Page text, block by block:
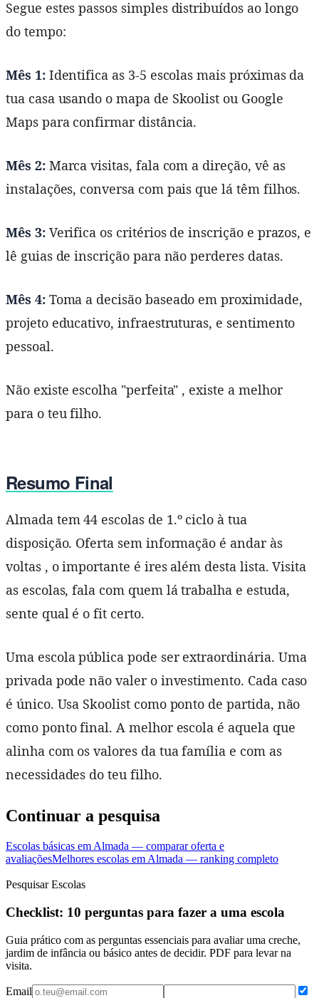
Segue estes passos simples distribuídos ao longo
do tempo:
Mês 1:Identifica as 3-5 escolas mais próximas da
tua casa usando o mapa de Skoolist ou Google
Maps para confirmar distância.
Mês 2:Marca visitas, fala com a direção, vê as
instalações, conversa com pais que lá têm filhos.
Mês 3:Verifica os critérios de inscrição e prazos, e
lê guias de inscrição para não perderes datas.
Mês 4:Toma a decisão baseado em proximidade,
projeto educativo, infraestruturas, e sentimento
pessoal.
Não existe escolha "perfeita" , existe a melhor
para o teu filho.
Resumo Final
Almada tem 44 escolas de 1.º ciclo à tua
disposição. Oferta sem informação é andar às
voltas , o importante é ires além desta lista. Visita
as escolas, fala com quem lá trabalha e estuda,
sente qual é o fit certo.
Uma escola pública pode ser extraordinária. Uma
privada pode não valer o investimento. Cada caso
é único. Usa Skoolist como ponto de partida, não
como ponto final. A melhor escola é aquela que
alinha com os valores da tua família e com as
necessidades do teu filho.
Continuar a pesquisa
Escolas básicas em Almada — comparar oferta e
avaliaçõesMelhores escolas em Almada — ranking completo
Pesquisar Escolas
Checklist: 10 perguntas para fazer a uma escola
Guia prático com as perguntas essenciais para avaliar uma creche,
jardim de infância ou básico antes de decidir. PDF para levar na
visita.
Email